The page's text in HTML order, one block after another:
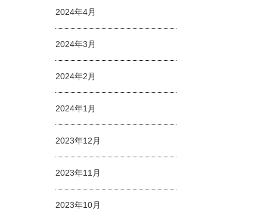
2024年4月
2024年3月
2024年2月
2024年1月
2023年12月
2023年11月
2023年10月